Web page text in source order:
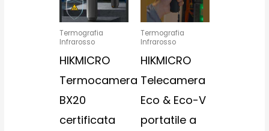
Termografia
Infrarosso
HIKMICRO
Termocamera
BX20
certificata
Termografia
Infrarosso
HIKMICRO
Telecamera
Eco & Eco-V
portatile a